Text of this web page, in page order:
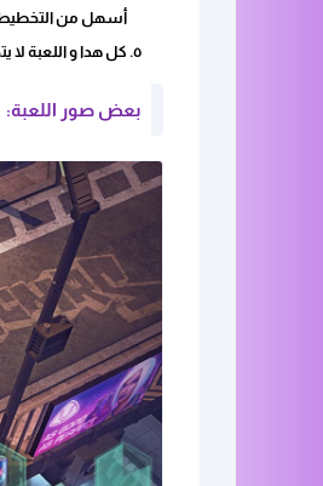
أسهل من التخطيط
كل هدا و اللعبة لا يتجاوز حجمها 150 ميغابايت ولا تتطلب أي مواصفات
بعض صور اللعبة: